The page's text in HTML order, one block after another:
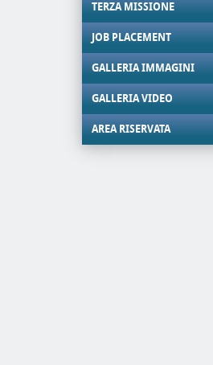
TERZA MISSIONE
JOB PLACEMENT
GALLERIA IMMAGINI
GALLERIA VIDEO
AREA RISERVATA